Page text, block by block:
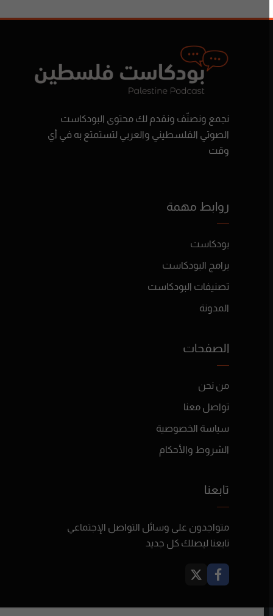
نجمع ونصنّف ونقدم لك محتوى البودكاست
الصوتي الفلسطيني والعربي لتستمتع به في أي
وقت
روابط مهمة
بودكاست
برامج البودكاست
تصنيفات البودكاست
المدونة
الصفحات
من نحن
تواصل معنا
سياسة الخصوصية
الشروط والأحكام
تابعنا
متواجدون على وسائل التواصل الإجتماعي
تابعنا ليصلك كل جديد